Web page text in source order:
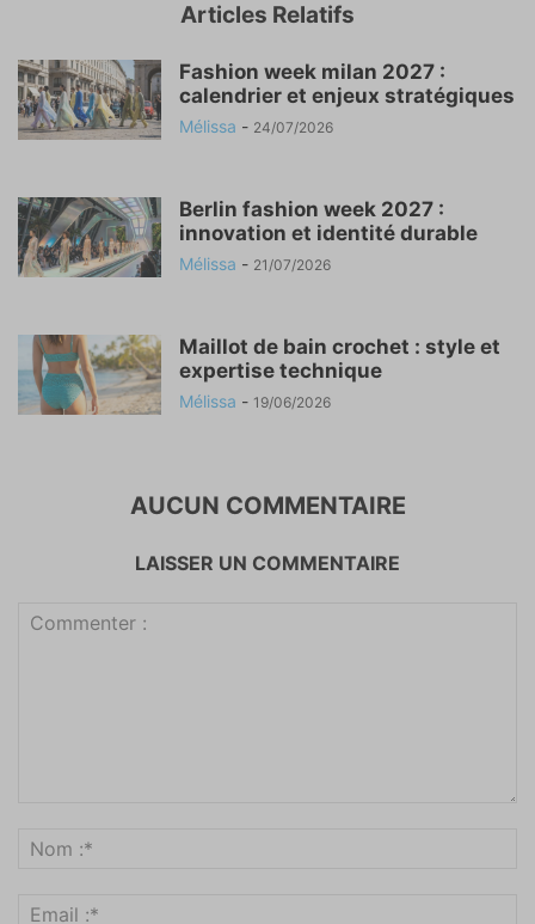
Articles Relatifs
Fashion week milan 2027 :
calendrier et enjeux stratégiques
Mélissa - 24/07/2026
Berlin fashion week 2027 :
innovation et identité durable
Mélissa - 21/07/2026
Maillot de bain crochet : style et
expertise technique
Mélissa - 19/06/2026
AUCUN COMMENTAIRE
LAISSER UN COMMENTAIRE